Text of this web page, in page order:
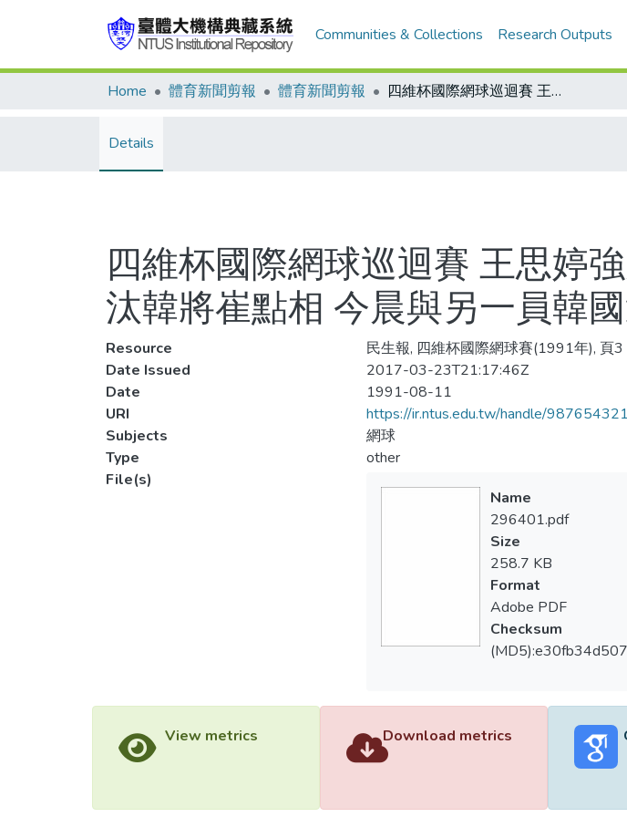
Communities & Collections Research Outputs
Home 體育新聞剪報 體育新聞剪報 四維杯國際網球巡迴賽 王思婷強力抽獲決賽權 準決賽直落二淘汰韓將崔點相 今晨與另一員韓國選手金一順爭冠
Details
四維杯國際網球巡迴賽 王思婷
汰韓將崔點相 今晨與另一員韓
Resource
民生報, 四維杯國際網球賽(1991年), 頁3
Date Issued
2017-03-23T21:17:46Z
Date
1991-08-11
URI
https://ir.ntus.edu.tw/handle/
Subjects
網球
Type
other
File(s)
Name
296401.pdf
Size
258.7 KB
Format
Adobe PDF
Checksum
View metrics Download metrics